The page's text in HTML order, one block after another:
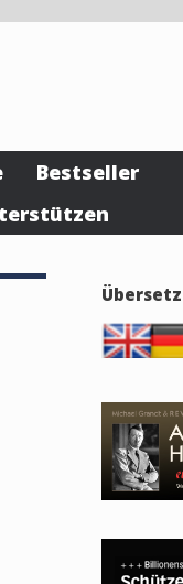
Bestseller